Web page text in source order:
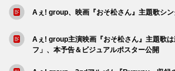
Aぇ! group、映画『おそ松さん』主題歌シ
Aぇ! group主演映画『おそ松さん』主題歌
フ」、本予告＆ビジュアルポスター公開